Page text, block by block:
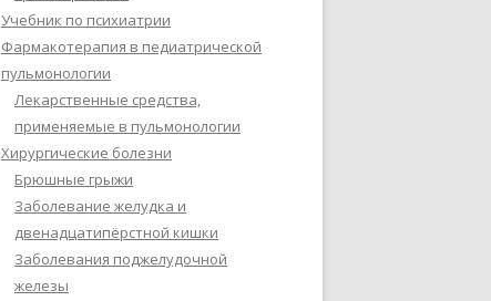
Учебник по психиатрии
Фармакотерапия в педиатрической
пульмонологии
Лекарственные средства,
применяемые в пульмонологии
Хирургические болезни
Брюшные грыжи
Заболевание желудка и
двенадцатипёрстной кишки
Заболевания поджелудочной
железы